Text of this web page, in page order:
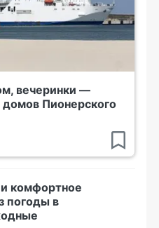
вечеринки —
Пионерского
комфортное
погоды в